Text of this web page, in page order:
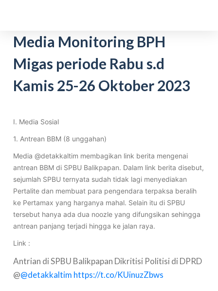
p
o
Media Monitoring BPH
Migas periode Rabu s.d
Kamis 25-26 Oktober 2023
I. Media Sosial
1. Antrean BBM (8 unggahan)
Media @detakkaltim membagikan link berita mengenai
antrean BBM di SPBU Balikpapan. Dalam link berita disebut,
sejumlah SPBU ternyata sudah tidak lagi menyediakan
Pertalite dan membuat para pengendara terpaksa beralih
ke Pertamax yang harganya mahal. Selain itu di SPBU
tersebut hanya ada dua noozle yang difungsikan sehingga
antrean panjang terjadi hingga ke jalan raya.
Link :
Antrian di SPBU Balikpapan Dikritisi Politisi di DPRD
@@detakkaltim https://t.co/KUinuzZbws